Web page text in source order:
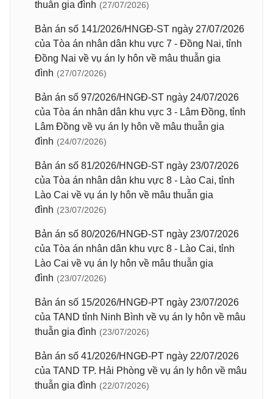
thuẫn gia đình (27/07/2026)
Bản án số 141/2026/HNGĐ-ST ngày 27/07/2026
của Tòa án nhân dân khu vực 7 - Đồng Nai, tỉnh
Đồng Nai về vụ án ly hôn về mâu thuẫn gia
đình (27/07/2026)
Bản án số 97/2026/HNGĐ-ST ngày 24/07/2026
của Tòa án nhân dân khu vực 3 - Lâm Đồng, tỉnh
Lâm Đồng về vụ án ly hôn về mâu thuẫn gia
đình (24/07/2026)
Bản án số 81/2026/HNGĐ-ST ngày 23/07/2026
của Tòa án nhân dân khu vực 8 - Lào Cai, tỉnh
Lào Cai về vụ án ly hôn về mâu thuẫn gia
đình (23/07/2026)
Bản án số 80/2026/HNGĐ-ST ngày 23/07/2026
của Tòa án nhân dân khu vực 8 - Lào Cai, tỉnh
Lào Cai về vụ án ly hôn về mâu thuẫn gia
đình (23/07/2026)
Bản án số 15/2026/HNGĐ-PT ngày 23/07/2026
của TAND tỉnh Ninh Bình về vụ án ly hôn về mâu
thuẫn gia đình (23/07/2026)
Bản án số 41/2026/HNGĐ-PT ngày 22/07/2026
của TAND TP. Hải Phòng về vụ án ly hôn về mâu
thuẫn gia đình (22/07/2026)